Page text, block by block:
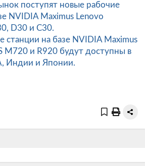
поступят новые рабочие
NVIDIA Maximus Lenovo
D30 и C30.
станции на базе NVIDIA Maximus
M720 и R920 будут доступны в
Индии и Японии.